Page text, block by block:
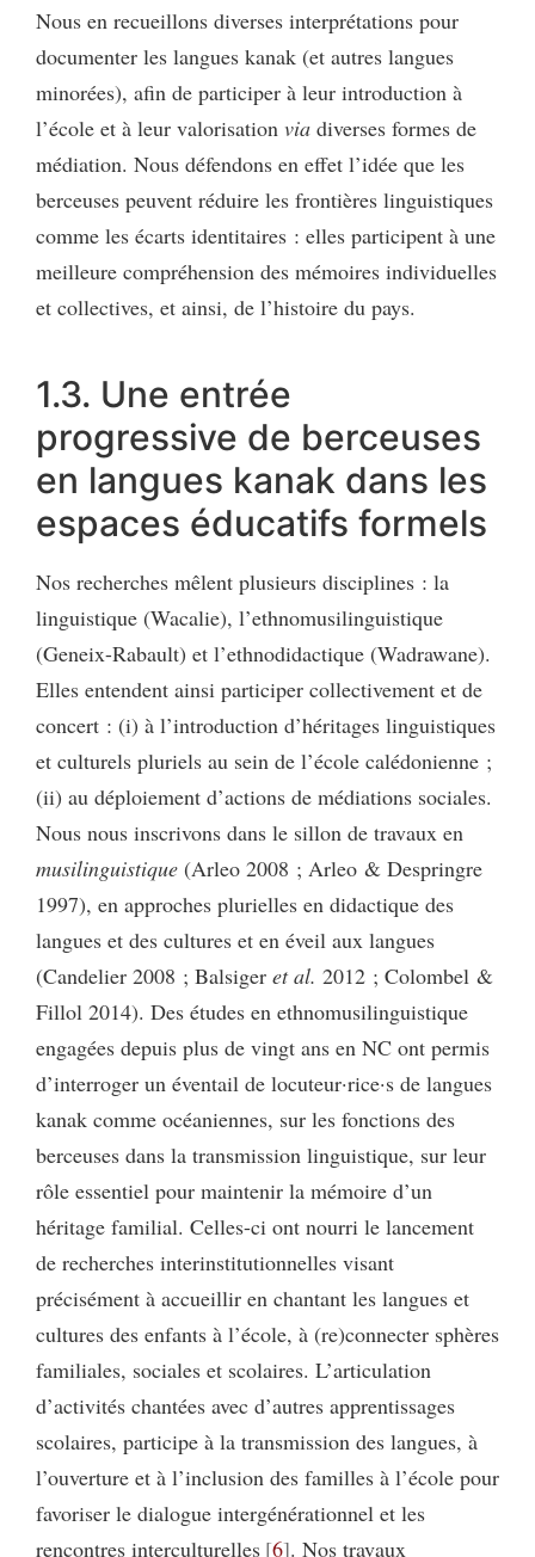
Nous en recueillons diverses interprétations pour
documenter les langues kanak (et autres langues
minorées), afin de participer à leur introduction à
l’école et à leur valorisation via diverses formes de
médiation. Nous défendons en effet l’idée que les
berceuses peuvent réduire les frontières linguistiques
comme les écarts identitaires : elles participent à une
meilleure compréhension des mémoires individuelles
et collectives, et ainsi, de l’histoire du pays.
1.3. Une entrée
progressive de berceuses
en langues kanak dans les
espaces éducatifs formels
Nos recherches mêlent plusieurs disciplines : la
linguistique (Wacalie), l’ethnomusilinguistique
(Geneix-Rabault) et l’ethnodidactique (Wadrawane).
Elles entendent ainsi participer collectivement et de
concert : (i) à l’introduction d’héritages linguistiques
et culturels pluriels au sein de l’école calédonienne ;
(ii) au déploiement d’actions de médiations sociales.
Nous nous inscrivons dans le sillon de travaux en
musilinguistique (Arleo 2008 ; Arleo & Despringre
1997), en approches plurielles en didactique des
langues et des cultures et en éveil aux langues
(Candelier 2008 ; Balsiger et al. 2012 ; Colombel &
Fillol 2014). Des études en ethnomusilinguistique
engagées depuis plus de vingt ans en NC ont permis
d’interroger un éventail de locuteur·rice·s de langues
kanak comme océaniennes, sur les fonctions des
berceuses dans la transmission linguistique, sur leur
rôle essentiel pour maintenir la mémoire d’un
héritage familial. Celles-ci ont nourri le lancement
de recherches interinstitutionnelles visant
précisément à accueillir en chantant les langues et
cultures des enfants à l’école, à (re)connecter sphères
familiales, sociales et scolaires. L’articulation
d’activités chantées avec d’autres apprentissages
scolaires, participe à la transmission des langues, à
l’ouverture et à l’inclusion des familles à l’école pour
favoriser le dialogue intergénérationnel et les
rencontres interculturelles 6 . Nos travaux